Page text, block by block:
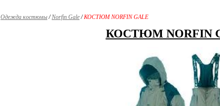
Одежда костюмы/Norfin Gale/КОСТЮМ NORFIN GALE
КОСТЮМ NORFIN